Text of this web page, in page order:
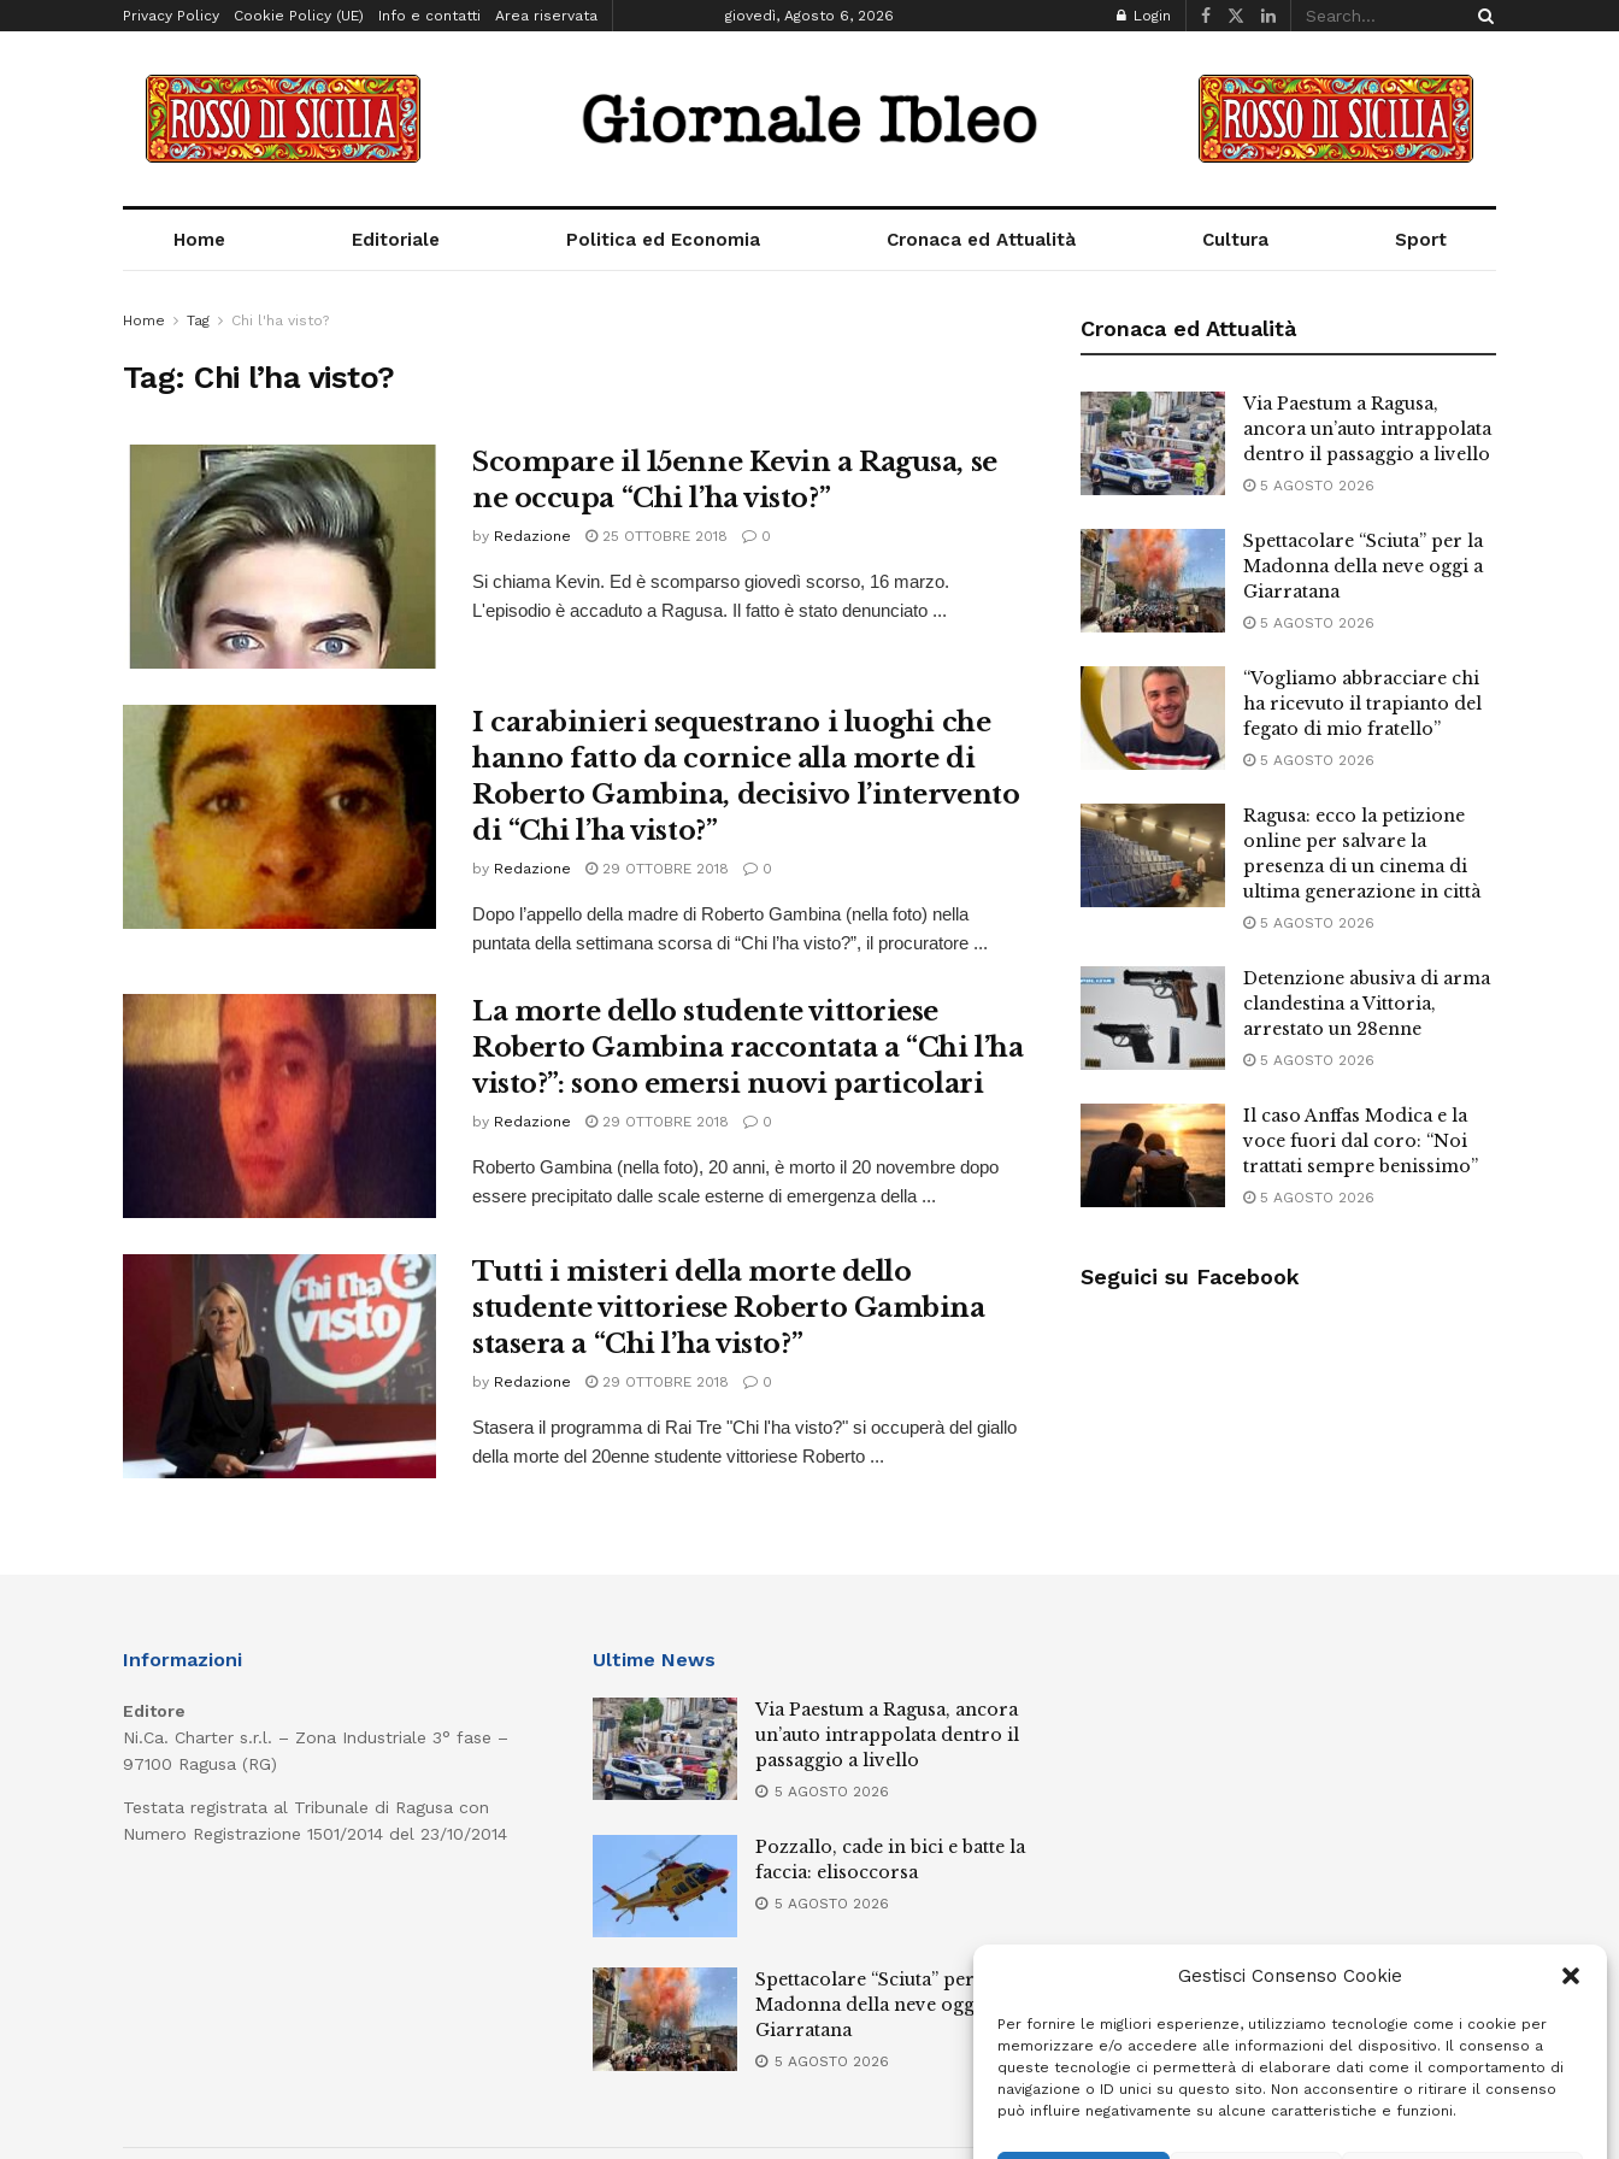
Gestisci Consenso Cookie
Per fornire le migliori esperienze, utilizziamo tecnologie come i cookie per
memorizzare e/o accedere alle informazioni del dispositivo. Il consenso a
queste tecnologie ci permetterà di elaborare dati come il comportamento di
navigazione o ID unici su questo sito. Non acconsentire o ritirare il consenso
può influire negativamente su alcune caratteristiche e funzioni.
Privacy Policy Cookie Policy (UE) Info e contatti Area riservata giovedì, Agosto 6, 2026 Login
Home Editoriale Politica ed Economia Cronaca ed Attualità Cultura Sport
Home Tag Chi l'ha visto?
Tag: Chi l’ha visto?
Scompare il 15enne Kevin a Ragusa, se
ne occupa “Chi l’ha visto?”
by Redazione 25 OTTOBRE 2018 0
Si chiama Kevin. Ed è scomparso giovedì scorso, 16 marzo.
L'episodio è accaduto a Ragusa. Il fatto è stato denunciato ...
I carabinieri sequestrano i luoghi che
hanno fatto da cornice alla morte di
Roberto Gambina, decisivo l’intervento
di “Chi l’ha visto?”
by Redazione 29 OTTOBRE 2018 0
Dopo l’appello della madre di Roberto Gambina (nella foto) nella
puntata della settimana scorsa di “Chi l’ha visto?”, il procuratore ...
La morte dello studente vittoriese
Roberto Gambina raccontata a “Chi l’ha
visto?”: sono emersi nuovi particolari
by Redazione 29 OTTOBRE 2018 0
Roberto Gambina (nella foto), 20 anni, è morto il 20 novembre dopo
essere precipitato dalle scale esterne di emergenza della ...
Tutti i misteri della morte dello
studente vittoriese Roberto Gambina
stasera a “Chi l’ha visto?”
by Redazione 29 OTTOBRE 2018 0
Stasera il programma di Rai Tre "Chi l'ha visto?" si occuperà del giallo
della morte del 20enne studente vittoriese Roberto ...
Cronaca ed Attualità
Via Paestum a Ragusa,
ancora un’auto intrappolata
dentro il passaggio a livello
5 AGOSTO 2026
Spettacolare “Sciuta” per la
Madonna della neve oggi a
Giarratana
5 AGOSTO 2026
“Vogliamo abbracciare chi
ha ricevuto il trapianto del
fegato di mio fratello”
5 AGOSTO 2026
Ragusa: ecco la petizione
online per salvare la
presenza di un cinema di
ultima generazione in città
5 AGOSTO 2026
Detenzione abusiva di arma
clandestina a Vittoria,
arrestato un 28enne
5 AGOSTO 2026
Il caso Anffas Modica e la
voce fuori dal coro: “Noi
trattati sempre benissimo”
5 AGOSTO 2026
Seguici su Facebook
Informazioni
Editore
Ni.Ca. Charter s.r.l. – Zona Industriale 3° fase –
97100 Ragusa (RG)
Testata registrata al Tribunale di Ragusa con
Numero Registrazione 1501/2014 del 23/10/2014
Ultime News
Via Paestum a Ragusa, ancora
un’auto intrappolata dentro il
passaggio a livello
5 AGOSTO 2026
Pozzallo, cade in bici e batte la
faccia: elisoccorsa
5 AGOSTO 2026
Spettacolare “Sciuta” per la
Madonna della neve oggi a
Giarratana
5 AGOSTO 2026